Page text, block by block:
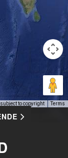
subject to copyright Terms